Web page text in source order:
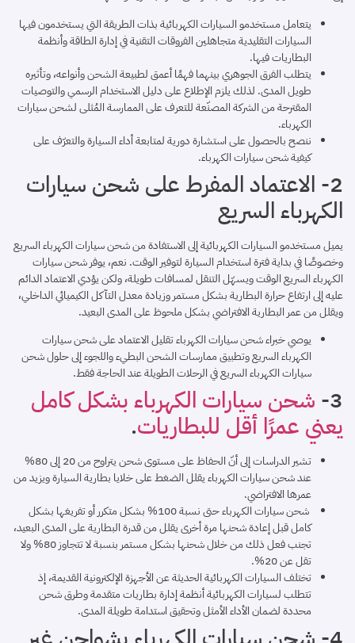
يتعامل مستخدمو السيارات الكهربائية بذات الطريقة التي يستخدمون فيها
السيارات التقليدية متجاهلين الفروقات التقنية في إدارة الطاقة وأنظمة
البطاريات فيها.
يتطلب الفرق الجوهري بينهما فهمًا أعمق لطبيعة الشحن وأنواعه، وتأثيره
طويل المدى. لذلك يلزم الإطلاع على دليل الاستخدام الرسمي والتوصيات
المقترحة من الشركة المصنّعة للتعرف على الممارسة المُثلى لشحن سيارات
الكهرباء.
ننصح بالحصول على استشارة دورية لمتابعة أداء السيارة والتعرّف على
كيفية شحن سيارات الكهرباء.
2- الاعتماد المفرط على شحن سيارات
الكهرباء السريع
يميل مستخدمو السيارات الكهربائية إلى الاستفادة من شحن سيارات الكهرباء السريع
وخصوصًا في بداية فترة استخدام السيارة لتوفير الوقت. نعم، يوفر شحن سيارات
الكهرباء السريع الوقت ويسهّل التنقل لمسافات طويلة، ولكن يؤدي الاعتماد الدائم
عليه إلى ارتفاع حرارة البطارية بشكل مستمر وزيادة معدل التآكل الكيميائي الداخلي،
ويقلل من عمر البطارية الافتراضي بشكل ملحوظ على المدى البعيد.
يوصي خبراء شحن سيارات الكهرباء تقليل الاعتماد على شحن سيارات
الكهرباء السريع وتطبيق ممارسات الشحن البطيء واللجوء إلى حلول شحن
سيارات الكهرباء السريع في الرحلات الطويلة عند الحاجة فقط.
3- شحن سيارات الكهرباء بشكل كامل
يعني عمرًا أقل للبطاريات.
تشير الدراسات إلى أنّ الحفاظ على مستوى شحن يتراوح من 20 إلى 80%
عند شحن سيارات الكهرباء يقلل الضغط على خلايا بطارية السيارة ويزيد من
عمرها الافتراضي.
شحن سيارات الكهرباء حتى نسبة 100% بشكل متكرر أو تفريغها بشكل
كامل قبل إعادة شحنها مرة أخرى يقلل من قدرة البطارية على المدى البعيد،
تجنب فعل ذلك من خلال شحنها بشكل مستمر بنسبة لا تتجاوز 80% ولا
تقل عن 20%.
تختلف السيارات الكهربائية الحديثة عن الأجهزة الإلكترونية القديمة، إذ
تتطلب لسيارات الكهربائية أنظمة إدارة بطاريات متقدمة وطرق شحن
محددة لضمان الأداء الأمثل وتحقيق استدامة طويلة المدى.